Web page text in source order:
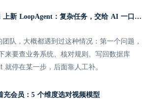
极光旗下 GPTBots.ai 上新 LoopAgent：复杂任务，交给 AI 一口气跑完
队，大概都遇到过这种情况：第一个问题，
来要查业务系统、核对规则、写回数据库
停在某一步，后面靠人工补。
会员：5 个维度选对视频模型